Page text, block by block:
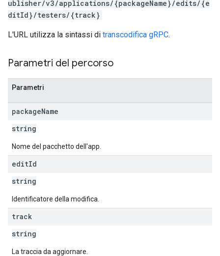
ublisher/v3/applications/{packageName}/edits/{e
ditId}/testers/{track}
L'URL utilizza la sintassi di transcodifica gRPC.
Parametri del percorso
Parametri
packageName
string
Nome del pacchetto dell'app.
editId
string
Identificatore della modifica.
track
string
La traccia da aggiornare.